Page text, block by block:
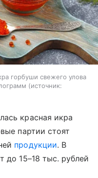
горбуши свежего улова
источник:
красная икра
партии стоят
продукции. В
до 15–18 тыс. рублей